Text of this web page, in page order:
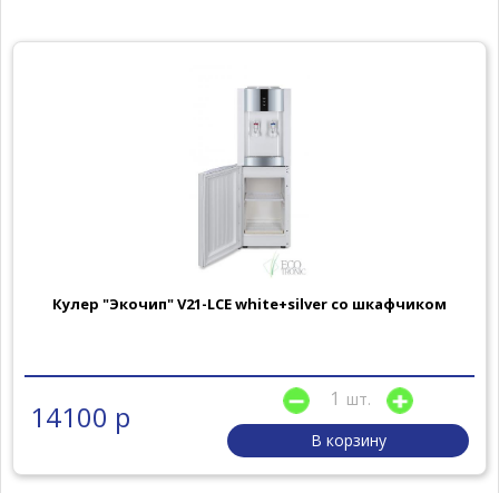
Кулер "Экочип" V21-LCE white+silver со шкафчиком
14100 р
шт.
В корзину